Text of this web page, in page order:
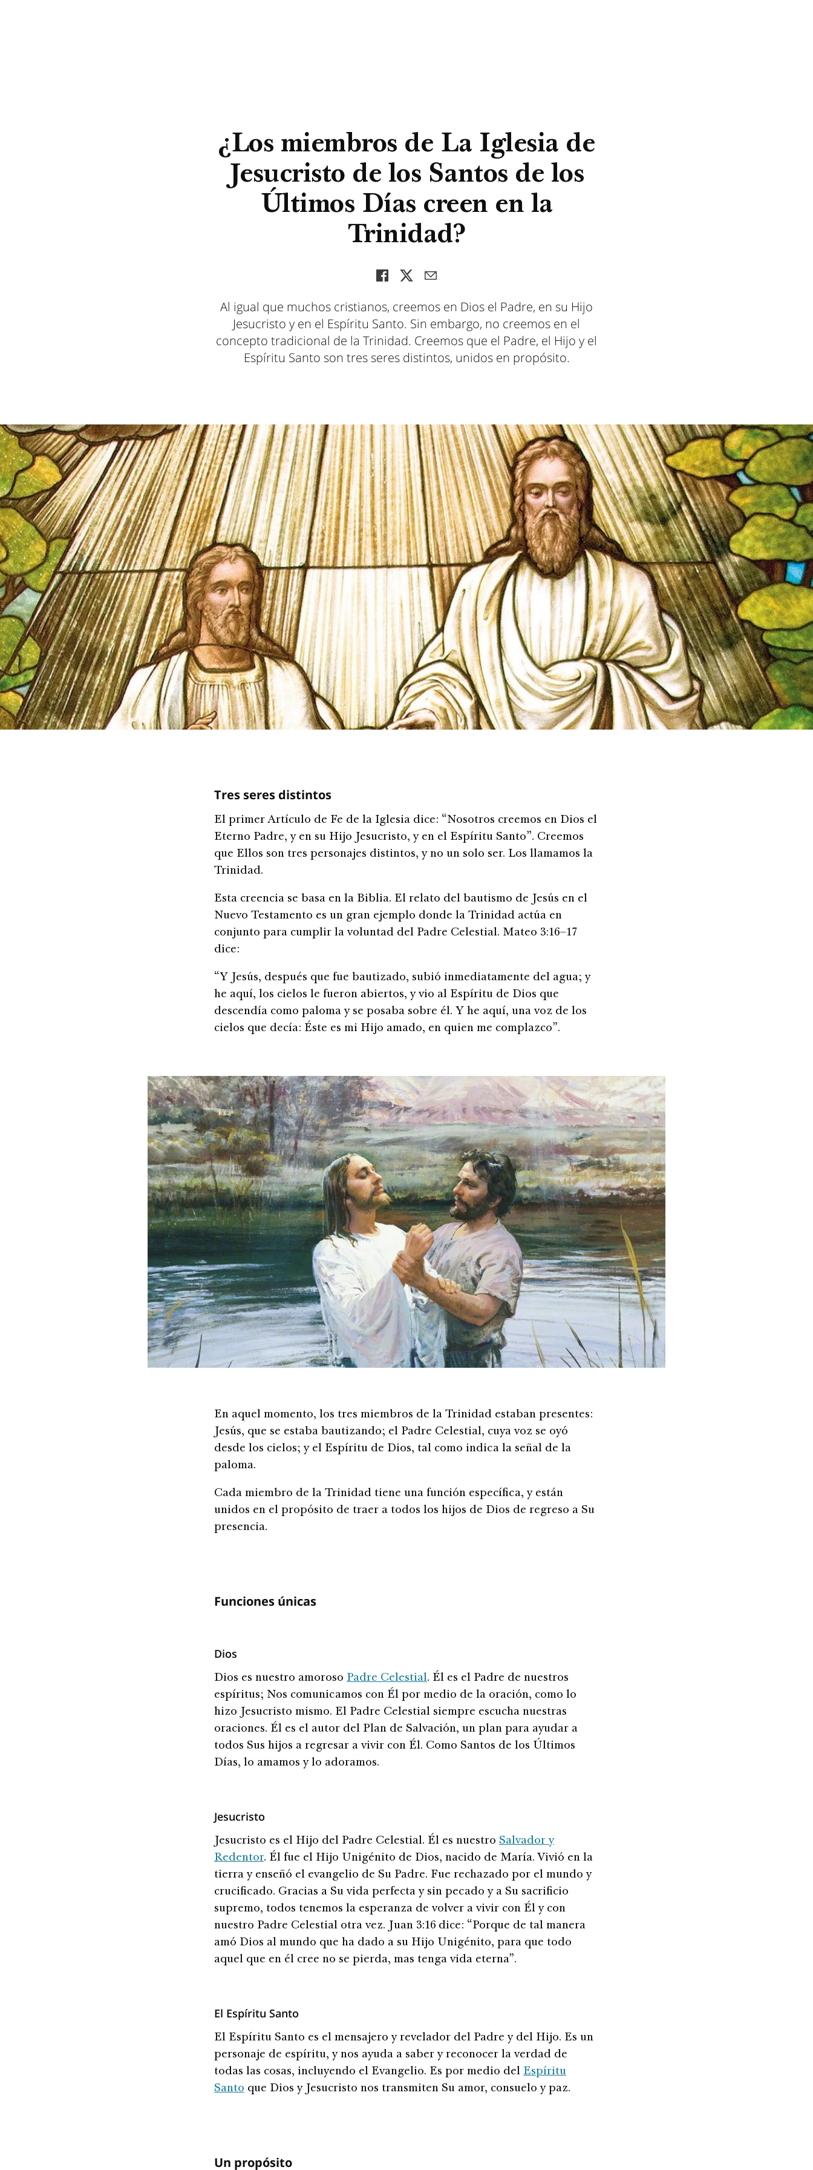
¿Los miembros de La Iglesia de
Jesucristo de los Santos de los
Últimos Días creen en la
Trinidad?
Al igual que muchos cristianos, creemos en Dios el Padre, en su Hijo
Jesucristo y en el Espíritu Santo. Sin embargo, no creemos en el
concepto tradicional de la Trinidad. Creemos que el Padre, el Hijo y el
Espíritu Santo son tres seres distintos, unidos en propósito.
Tres seres distintos
El primer Artículo de Fe de la Iglesia dice: “Nosotros creemos en Dios el
Eterno Padre, y en su Hijo Jesucristo, y en el Espíritu Santo”. Creemos
que Ellos son tres personajes distintos, y no un solo ser. Los llamamos la
Trinidad.
Esta creencia se basa en la Biblia. El relato del bautismo de Jesús en el
Nuevo Testamento es un gran ejemplo donde la Trinidad actúa en
conjunto para cumplir la voluntad del Padre Celestial. Mateo 3:16–17
dice:
“Y Jesús, después que fue bautizado, subió inmediatamente del agua; y
he aquí, los cielos le fueron abiertos, y vio al Espíritu de Dios que
descendía como paloma y se posaba sobre él. Y he aquí, una voz de los
cielos que decía: Éste es mi Hijo amado, en quien me complazco”.
En aquel momento, los tres miembros de la Trinidad estaban presentes:
Jesús, que se estaba bautizando; el Padre Celestial, cuya voz se oyó
desde los cielos; y el Espíritu de Dios, tal como indica la señal de la
paloma.
Cada miembro de la Trinidad tiene una función específica, y están
unidos en el propósito de traer a todos los hijos de Dios de regreso a Su
presencia.
Funciones únicas
Dios
Dios es nuestro amoroso Padre Celestial. Él es el Padre de nuestros
espíritus; Nos comunicamos con Él por medio de la oración, como lo
hizo Jesucristo mismo. El Padre Celestial siempre escucha nuestras
oraciones. Él es el autor del Plan de Salvación, un plan para ayudar a
todos Sus hijos a regresar a vivir con Él. Como Santos de los Últimos
Días, lo amamos y lo adoramos.
Jesucristo
Jesucristo es el Hijo del Padre Celestial. Él es nuestro Salvador y
Redentor. Él fue el Hijo Unigénito de Dios, nacido de María. Vivió en la
tierra y enseñó el evangelio de Su Padre. Fue rechazado por el mundo y
crucificado. Gracias a Su vida perfecta y sin pecado y a Su sacrificio
supremo, todos tenemos la esperanza de volver a vivir con Él y con
nuestro Padre Celestial otra vez. Juan 3:16 dice: “Porque de tal manera
amó Dios al mundo que ha dado a su Hijo Unigénito, para que todo
aquel que en él cree no se pierda, mas tenga vida eterna”.
El Espíritu Santo
El Espíritu Santo es el mensajero y revelador del Padre y del Hijo. Es un
personaje de espíritu, y nos ayuda a saber y reconocer la verdad de
todas las cosas, incluyendo el Evangelio. Es por medio del Espíritu
Santo que Dios y Jesucristo nos transmiten Su amor, consuelo y paz.
Un propósito